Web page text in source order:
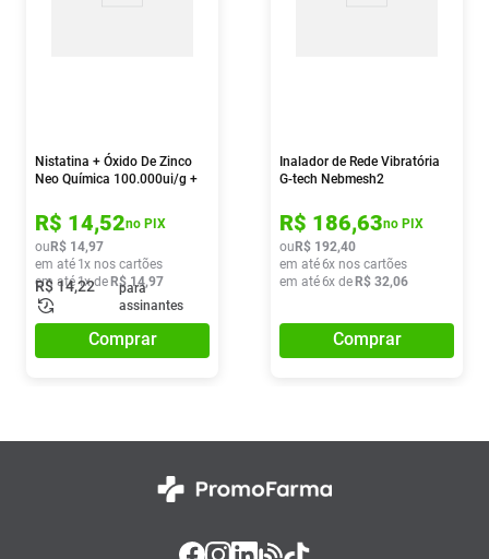
Nistatina + Óxido De Zinco
Neo Química 100.000ui/g +
R$ 14,52no PIX
ou R$ 14,97
em até 1x nos cartões
em até1x de R$ 14,97
R$14,22
para
assinantes
Comprar
Inalador de Rede Vibratória
G-tech Nebmesh2
R$ 186,63no PIX
ou R$ 192,40
em até6x nos cartões
em até6x de R$ 32,06
Comprar